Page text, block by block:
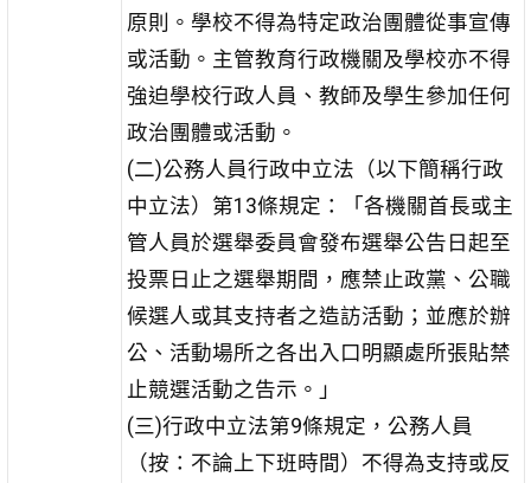
原則。學校不得為特定政治團體從事宣傳
或活動。主管教育行政機關及學校亦不得
強迫學校行政人員、教師及學生參加任何
政治團體或活動。
(二)公務人員行政中立法（以下簡稱行政
中立法）第13條規定：「各機關首長或主
管人員於選舉委員會發布選舉公告日起至
投票日止之選舉期間，應禁止政黨、公職
候選人或其支持者之造訪活動；並應於辦
公、活動場所之各出入口明顯處所張貼禁
止競選活動之告示。」
(三)行政中立法第9條規定，公務人員
（按：不論上下班時間）不得為支持或反